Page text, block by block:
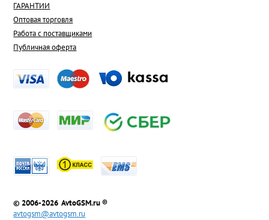
ГАРАНТИИ
Оптовая торговля
Работа с поставщиками
Публичная оферта
© 2006-2026 AvtoGSM.ru ®
avtogsm@avtogsm.ru